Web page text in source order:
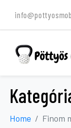
Home Finom